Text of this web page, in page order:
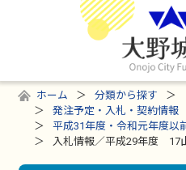
ホーム 分類から探す
発注予定・入札・契約情報
平成31年度・令和元年度以
入札情報／平成29年度 17